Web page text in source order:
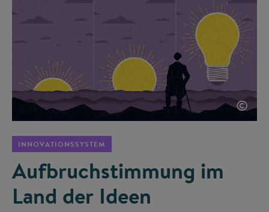
©
INNOVATIONSSYSTEM
Aufbruchstimmung im
Land der Ideen